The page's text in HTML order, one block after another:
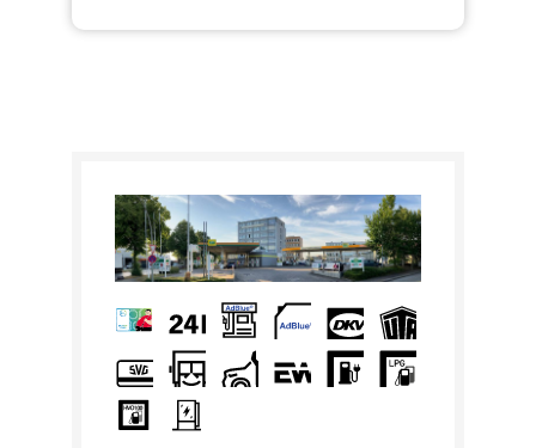
BrummiCard
AdBlue-
Säule
AdBlue dkv UTA
SVG
Karte
LKW-
freundlich
KFZ
E-
Tanken
LPG
HVO100
Elektro
Schnellladesäulen